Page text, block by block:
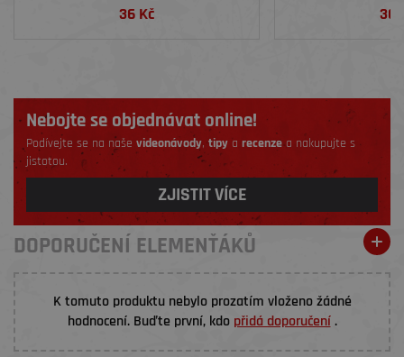
36 Kč 36
Nebojte se objednávat online!
Podívejte se na naše videonávody,tipy a recenzea nakupujte s
jistotou.
ZJISTIT VÍCE
DOPORUČENÍ ELEMENŤÁKŮ
K tomuto produktu nebylo prozatím vloženo žádné
hodnocení. Buďte první, kdo přidá doporučení.